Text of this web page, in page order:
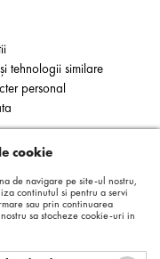
tehnologii similare
personal
cookie
de navigare pe site-ul nostru,
continutul si pentru a servi
sau prin continuarea
sa stocheze cookie-uri in